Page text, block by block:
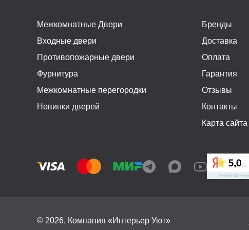
Межкомнатные Двери
Входные двери
Противопожарные двери
Фурнитура
Межкомнатные перегородки
Новинки дверей
Бренды
Доставка
Оплата
Гарантия
Отзывы
Контакты
Карта сайта
© 2026, Компания «Интерьер Уют»